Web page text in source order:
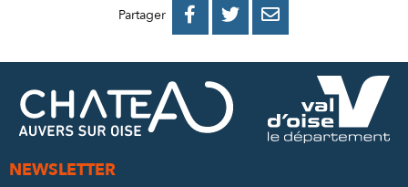
Partager 
PARTAGER
FACEBOOK
PARTAGER
PARTAGER
MAIL
NEWSLETTER